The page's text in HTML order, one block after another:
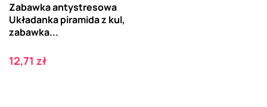
Zabawka antystresowa
Układanka piramida z kul,
zabawka...
Cena
12,71 zł